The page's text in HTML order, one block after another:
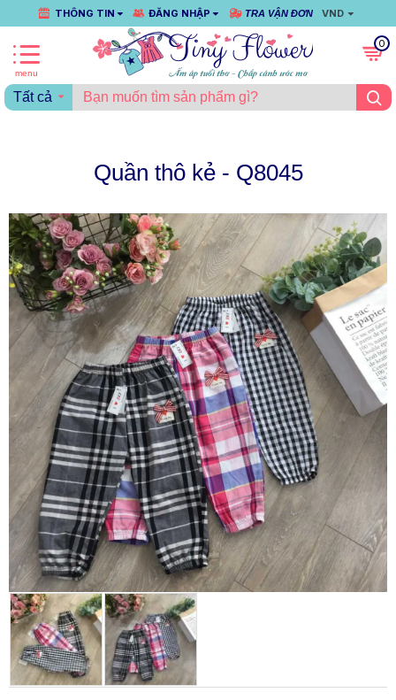
THÔNG TIN ĐĂNG NHẬP TRA VẬN ĐƠN VND
0
Tất cả
Quần thô kẻ - Q8045